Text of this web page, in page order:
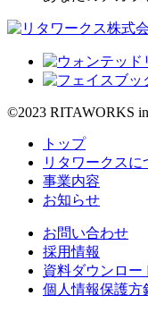
©2023 RITAWORKS
トップ
リタワークスに
事業内容
お知らせ
お問い合わせ
採用情報
資料ダウンロー
個人情報保護方